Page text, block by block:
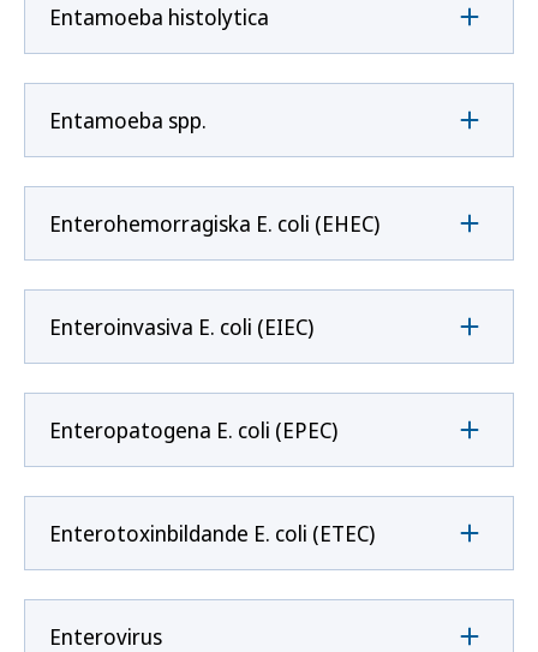
Entamoeba histolytica
Entamoeba spp.
Enterohemorragiska E. coli (EHEC)
Enteroinvasiva E. coli (EIEC)
Enteropatogena E. coli (EPEC)
Enterotoxinbildande E. coli (ETEC)
Enterovirus